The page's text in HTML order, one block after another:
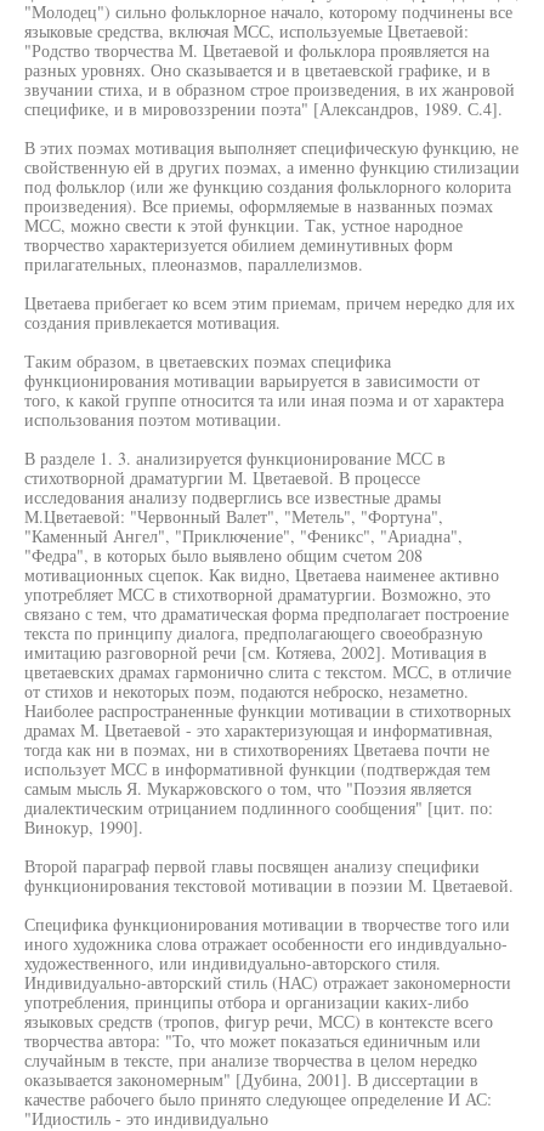
"Молодец") сильно фольклорное начало, которому подчинены все
языковые средства, включая МСС, используемые Цветаевой:
"Родство творчества М. Цветаевой и фольклора проявляется на
разных уровнях. Оно сказывается и в цветаевской графике, и в
звучании стиха, и в образном строе произведения, в их жанровой
специфике, и в мировоззрении поэта" [Александров, 1989. С.4].
В этих поэмах мотивация выполняет специфическую функцию, не
свойственную ей в других поэмах, а именно функцию стилизации
под фольклор (или же функцию создания фольклорного колорита
произведения). Все приемы, оформляемые в названных поэмах
МСС, можно свести к этой функции. Так, устное народное
творчество характеризуется обилием деминутивных форм
прилагательных, плеоназмов, параллелизмов.
Цветаева прибегает ко всем этим приемам, причем нередко для их
создания привлекается мотивация.
Таким образом, в цветаевских поэмах специфика
функционирования мотивации варьируется в зависимости от
того, к какой группе относится та или иная поэма и от характера
использования поэтом мотивации.
В разделе 1. 3. анализируется функционирование МСС в
стихотворной драматургии М. Цветаевой. В процессе
исследования анализу подверглись все известные драмы
М.Цветаевой: "Червонный Валет", "Метель", "Фортуна",
"Каменный Ангел", "Приключение", "Феникс", "Ариадна",
"Федра", в которых было выявлено общим счетом 208
мотивационных сцепок. Как видно, Цветаева наименее активно
употребляет МСС в стихотворной драматургии. Возможно, это
связано с тем, что драматическая форма предполагает построение
текста по принципу диалога, предполагающего своеобразную
имитацию разговорной речи [см. Котяева, 2002]. Мотивация в
цветаевских драмах гармонично слита с текстом. МСС, в отличие
от стихов и некоторых поэм, подаются неброско, незаметно.
Наиболее распространенные функции мотивации в стихотворных
драмах М. Цветаевой - это характеризующая и информативная,
тогда как ни в поэмах, ни в стихотворениях Цветаева почти не
использует МСС в информативной функции (подтверждая тем
самым мысль Я. Мукаржовского о том, что "Поэзия является
диалектическим отрицанием подлинного сообщения" [цит. по:
Винокур, 1990].
Второй параграф первой главы посвящен анализу специфики
функционирования текстовой мотивации в поэзии М. Цветаевой.
Специфика функционирования мотивации в творчестве того или
иного художника слова отражает особенности его индивдуально-
художественного, или индивидуально-авторского стиля.
Индивидуально-авторский стиль (НАС) отражает закономерности
употребления, принципы отбора и организации каких-либо
языковых средств (тропов, фигур речи, МСС) в контексте всего
творчества автора: "То, что может показаться единичным или
случайным в тексте, при анализе творчества в целом нередко
оказывается закономерным" [Дубина, 2001]. В диссертации в
качестве рабочего было принято следующее определение И АС:
"Идиостиль - это индивидуально